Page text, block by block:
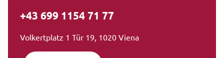
+43 699 1154 71 77
Volkertplatz 1 Tür 19, 1020 Viena